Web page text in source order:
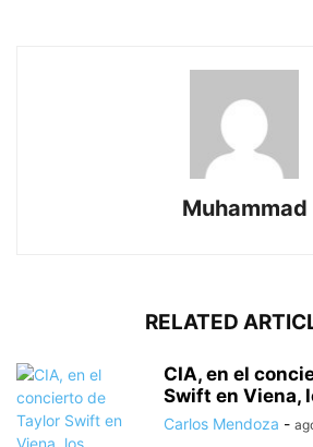
Muhammad
RELATED
CIA, en el
Swift en Viena,
Carlos Mendoza -